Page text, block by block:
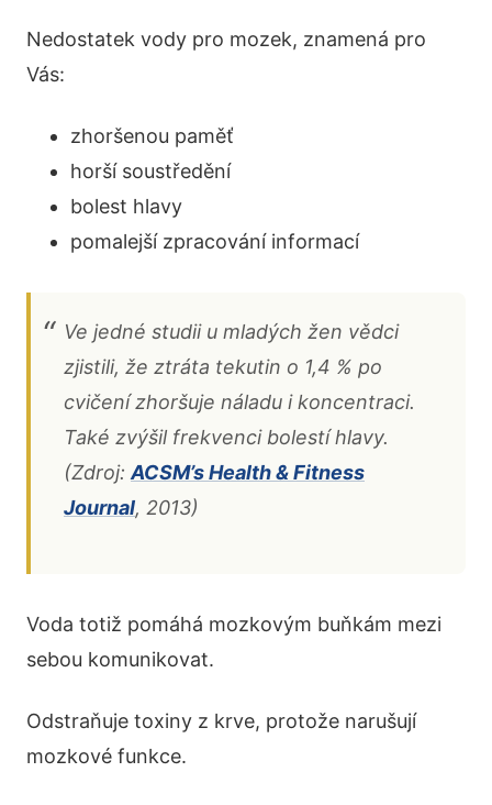
Nedostatek vody pro mozek, znamená pro
Vás:
zhoršenou paměť
horší soustředění
bolest hlavy
pomalejší zpracování informací
Ve jedné studii u mladých žen vědci
zjistili, že ztráta tekutin o 1,4 % po
cvičení zhoršuje náladu i koncentraci.
Také zvýšil frekvenci bolestí hlavy.
(Zdroj: ACSM’s Health & Fitness
Journal, 2013)
Voda totiž pomáhá mozkovým buňkám mezi
sebou komunikovat.
Odstraňuje toxiny z krve, protože narušují
mozkové funkce.